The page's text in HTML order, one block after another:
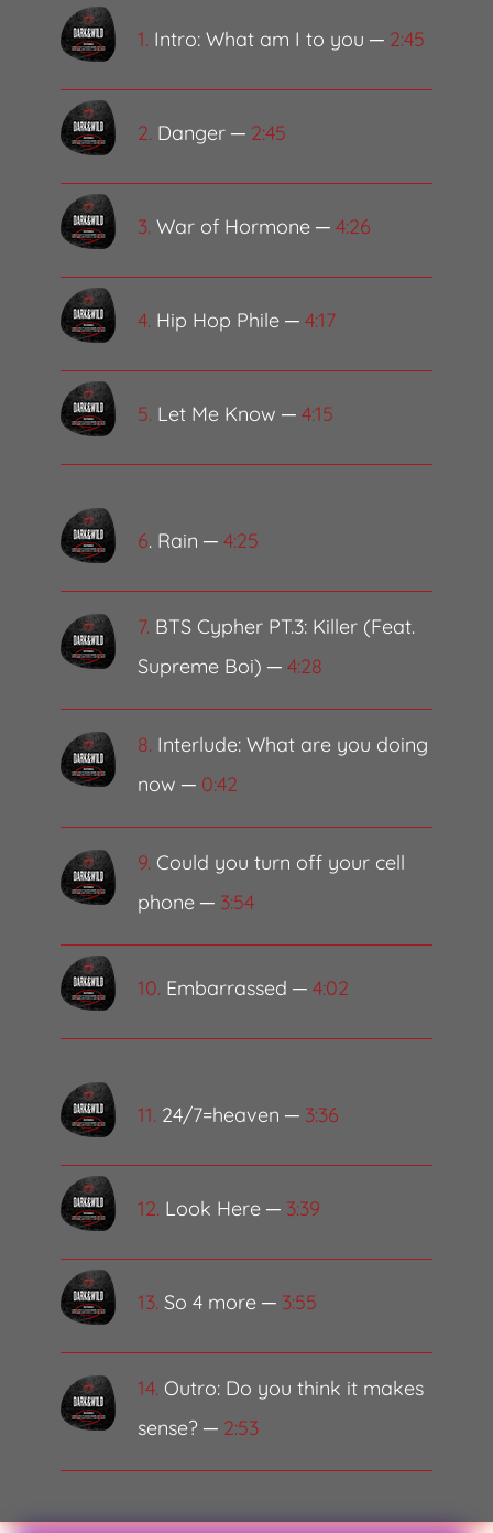
1. Intro: What am I to you ─ 2:45
2. Danger ─ 2:45
3. War of Hormone ─ 4:26
4. Hip Hop Phile ─ 4:17
5. Let Me Know ─ 4:15
6. Rain ─ 4:25
7. BTS Cypher PT.3: Killer (Feat.
Supreme Boi) ─ 4:28
8. Interlude: What are you doing
now ─ 0:42
9. Could you turn off your cell
phone ─ 3:54
10. Embarrassed ─ 4:02
11. 24/7=heaven ─ 3:36
12. Look Here ─ 3:39
13. So 4 more ─ 3:55
14. Outro: Do you think it makes
sense? ─ 2:53